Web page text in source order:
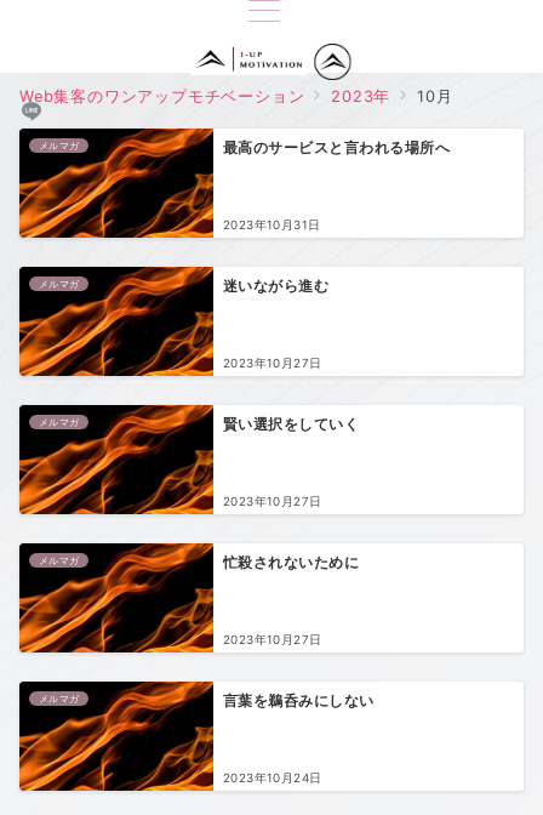
Web集客のワンアップモチベーション 2023年 10月
メルマガ 最高のサービスと言われる場所へ
2023年10月31日
メルマガ 迷いながら進む
2023年10月27日
メルマガ 賢い選択をしていく
2023年10月27日
メルマガ 忙殺されないために
2023年10月27日
メルマガ 言葉を鵜呑みにしない
2023年10月24日